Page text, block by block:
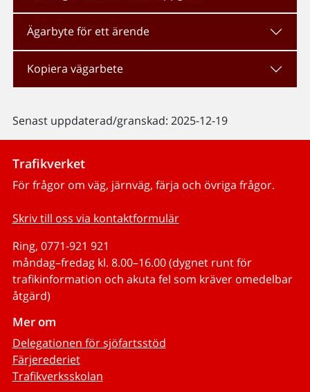
Ägarbyte för ett ärende
Kopiera vägarbete
Senast uppdaterad/granskad: 2025-12-19
Trafikverket
För frågor om väg, järnväg, färja och övriga frågor.
Skriv till oss via kontaktformulär
Ring, 0771-921 921
måndag–fredag kl. 8.00–16.00 (dygnet runt för
trafikinformation och akuta fel som kräver omedelbar
åtgärd)
Mer om
Delegationen för sjöfartsstöd
Färjerederiet
Trafikverksskolan